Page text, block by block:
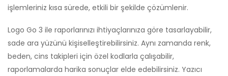
işlemleriniz kısa sürede, etkili bir şekilde çözümlenir.
Logo Go 3 ile raporlarınızı ihtiyaçlarınıza göre tasarlayabilir,
sade ara yüzünü kişiselleştirebilirsiniz. Aynı zamanda renk,
beden, cins takipleri için özel kodlarla çalışabilir,
raporlamalarda harika sonuçlar elde edebilirsiniz. Yazıcı